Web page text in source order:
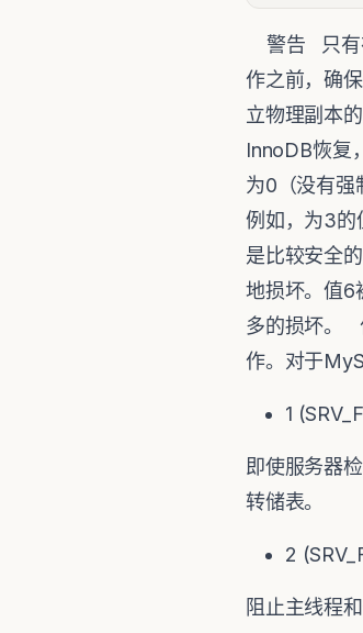
警告 只有
作之前，确
立物理副本
InnoDB恢复
为0（没有强
例如，为3的
是比较安全
地损坏。值6
多的损坏。
作。对于
1
即使服务器
转储表。
2
阻止主线程